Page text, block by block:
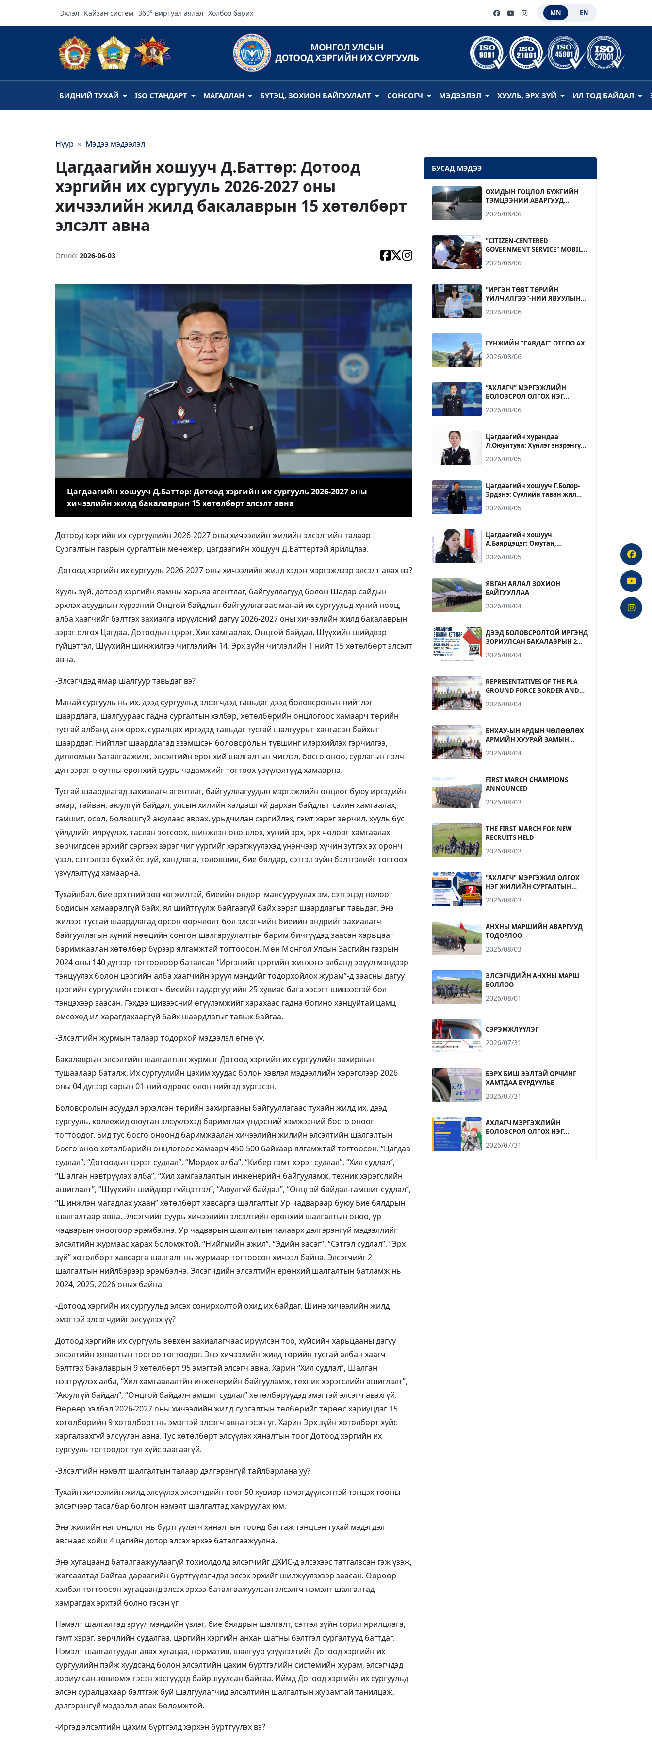
Эхлэл Кайзан систем 360° виртуал аялал Холбоо барих MN EN
БИДНИЙ ТУХАЙ ISO СТАНДАРТ МАГАДЛАН БҮТЭЦ, ЗОХИОН БАЙГУУЛАЛТ СОНСОГЧ МЭДЭЭЛЭЛ ХУУЛЬ, ЭРХ ЗҮЙ ИЛ ТОД БАЙДАЛ
Нүүр Мэдээ мэдээлэл
Цагдаагийн хошууч Д.Баттөр: Дотоод
хэргийн их сургууль 2026-2027 оны
хичээлийн жилд бакалаврын 15 хөтөлбөрт
элсэлт авна
Огноо: 2026-06-03
Цагдаагийн хошууч Д.Баттөр: Дотоод хэргийн их сургууль 2026-2027 оны
хичээлийн жилд бакалаврын 15 хөтөлбөрт элсэлт авна
Дотоод хэргийн их сургуулийн 2026-2027 оны хичээлийн жилийн элсэлтийн талаар
Сургалтын газрын сургалтын менежер, цагдаагийн хошууч Д.Баттөртэй ярилцлаа.
-Дотоод хэргийн их сургууль 2026-2027 оны хичээлийн жилд хэдэн мэргэжлээр элсэлт авах вэ?
Хууль зүй, дотоод хэргийн яамны харьяа агентлаг, байгууллагууд болон Шадар сайдын
эрхлэх асуудлын хүрээний Онцгой байдлын байгууллагаас манай их сургуульд хүний нөөц,
алба хаагчийг бэлтгэх захиалга ирүүлсний дагуу 2026-2027 оны хичээлийн жилд бакалаврын
зэрэг олгох Цагдаа, Дотоодын цэрэг, Хил хамгаалах, Онцгой байдал, Шүүхийн шийдвэр
гүйцэтгэл, Шүүхийн шинжилгээ чиглэлийн 14, Эрх зүйн чиглэлийн 1 нийт 15 хөтөлбөрт элсэлт
авна.
-Элсэгчдэд ямар шалгуур тавьдаг вэ?
Манай сургууль нь их, дээд сургуульд элсэгчдэд тавьдаг дээд боловсролын нийтлэг
шаардлага, шалгуураас гадна сургалтын хэлбэр, хөтөлбөрийн онцлогоос хамаарч төрийн
тусгай албанд анх орох, суралцах иргэдэд тавьдаг тусгай шалгуурыг хангасан байхыг
шаарддаг. Нийтлэг шаардлагад эзэмшсэн боловсролын түвшинг илэрхийлэх гэрчилгээ,
дипломын баталгаажилт, элсэлтийн ерөнхий шалгалтын чиглэл, босго оноо, сурлагын голч
дүн зэрэг оюутны ерөнхий суурь чадамжийг тогтоох үзүүлэлтүүд хамаарна.
Тусгай шаардлагад захиалагч агентлаг, байгууллагуудын мэргэжлийн онцлог буюу иргэдийн
амар, тайван, аюулгүй байдал, улсын хилийн халдашгүй дархан байдлыг сахин хамгаалах,
гамшиг, осол, болзошгүй аюулаас аврах, урьдчилан сэргийлэх, гэмт хэрэг зөрчил, хууль бус
үйлдлийг илрүүлэх, таслан зогсоох, шинжлэн оношлох, хүний эрх, эрх чөлөөг хамгаалах,
зөрчигдсөн эрхийг сэргээх зэрэг чиг үүргийг хэрэгжүүлэхэд үнэнчээр хүчин зүтгэх эх оронч
үзэл, сэтгэлгээ бүхий ёс зүй, хандлага, төлөвшил, бие бялдар, сэтгэл зүйн бэлтгэлийг тогтоох
үзүүлэлтүүд хамаарна.
Тухайлбал, бие эрхтний зөв хөгжилтэй, биеийн өндөр, мансууруулах эм, сэтгэцэд нөлөөт
бодисын хамааралгүй байх, ял шийтгүүлж байгаагүй байх зэрэг шаардлагыг тавьдаг. Энэ
жилээс тусгай шаардлагад орсон өөрчлөлт бол элсэгчийн биеийн өндрийг захиалагч
байгууллагын хүний нөөцийн сонгон шалгаруулалтын барим бичгүүдэд заасан харьцааг
баримжаалан хөтөлбөр бүрээр ялгамжтай тогтоосон. Мөн Монгол Улсын Засгийн газрын
2024 оны 140 дүгээр тогтоолоор баталсан “Иргэнийг цэргийн жинхэнэ албанд эрүүл мэндээр
тэнцүүлэх болон цэргийн алба хаагчийн эрүүл мэндийг тодорхойлох журам”-д заасны дагуу
цэргийн сургуулийн сонсогч биеийн гадаргуугийн 25 хувиас бага хэсэгт шивээстэй бол
тэнцэхээр заасан. Гэхдээ шивээсний өгүүлэмжийг харахаас гадна богино ханцуйтай цамц
өмсөхөд ил харагдахааргүй байх шаардлагыг тавьж байгаа.
-Элсэлтийн журмын талаар тодорхой мэдээлэл өгнө үү.
Бакалаврын элсэлтийн шалгалтын журмыг Дотоод хэргийн их сургуулийн захирлын
тушаалаар баталж, Их сургуулийн цахим хуудас болон хэвлэл мэдээллийн хэрэгслээр 2026
оны 04 дүгээр сарын 01-ний өдрөөс олон нийтэд хүргэсэн.
Боловсролын асуудал эрхэлсэн төрийн захиргааны байгууллагаас тухайн жилд их, дээд
сургууль, коллежид оюутан элсүүлэхэд баримтлах үндэсний хэмжээний босго оноог
тогтоодог. Бид тус босго оноонд баримжаалан хичээлийн жилийн элсэлтийн шалгалтын
босго оноо хөтөлбөрийн онцлогоос хамаарч 450-500 байхаар ялгамжтай тогтоосон. “Цагдаа
судлал”, “Дотоодын цэрэг судлал”, “Мөрдөх алба”, “Кибер гэмт хэрэг судлал”, “Хил судлал”,
“Шалган нэвтрүүлэх алба”, “Хил хамгаалалтын инженерийн байгууламж, техник хэрэгслийн
ашиглалт”, “Шүүхийн шийдвэр гүйцэтгэл”, “Аюулгүй байдал”, “Онцгой байдал-гамшиг судлал”,
“Шинжлэн магадлах ухаан” хөтөлбөрт хавсарга шалгалтыг Ур чадвараар буюу Бие бялдрын
шалгалтаар авна. Элсэгчийг суурь хичээлийн элсэлтийн ерөнхий шалгалтын оноо, ур
чадварын оноогоор эрэмбэлнэ. Ур чадварын шалгалтын талаарх дэлгэрэнгүй мэдээллийг
элсэлтийн журмаас харах боломжтой. “Нийгмийн ажил”, “Эдийн засаг”, “Сэтгэл судлал”, “Эрх
зүй” хөтөлбөрт хавсарга шалгалт нь журмаар тогтоосон хичээл байна. Элсэгчийг 2
шалгалтын нийлбэрээр эрэмбэлнэ. Элсэгчдийн элсэлтийн ерөнхий шалгалтын батламж нь
2024, 2025, 2026 оных байна.
-Дотоод хэргийн их сургуульд элсэх сонирхолтой охид их байдаг. Шинэ хичээлийн жилд
эмэгтэй элсэгчдийг элсүүлэх үү?
Дотоод хэргийн их сургууль зөвхөн захиалагчаас ирүүлсэн тоо, хүйсийн харьцааны дагуу
элсэлтийн хяналтын тоогоо тогтоодог. Энэ хичээлийн жилд төрийн тусгай албан хаагч
бэлтгэх бакалаврын 9 хөтөлбөрт 95 эмэгтэй элсэгч авна. Харин “Хил судлал”, Шалган
нэвтрүүлэх алба, “Хил хамгаалалтйн инженерийн байгууламж, техник хэрэгслийн ашиглалт”,
“Аюулгүй байдал”, “Онцгой байдал-гамшиг судлал” хөтөлбөрүүдэд эмэгтэй элсэгч авахгүй.
Өөрөөр хэлбэл 2026-2027 оны хичээлийн жилд сургалтын төлбөрийг төрөөс хариуцдаг 15
хөтөлбөрийн 9 хөтөлбөрт нь эмэгтэй элсэгч авна гэсэн үг. Харин Эрх зүйн хөтөлбөрт хүйс
харгалзахгүй элсүүлэн авна. Тус хөтөлбөрт элсүүлэх хяналтын тоог Дотоод хэргийн их
сургууль тогтоодог тул хүйс заагаагүй.
-Элсэлтийн нэмэлт шалгалтын талаар дэлгэрэнгүй тайлбарлана уу?
Тухайн хичээлийн жилд элсүүлэх элсэгчдийн тоог 50 хувиар нэмэгдүүлсэнтэй тэнцэх тооны
элсэгчээр тасалбар болгон нэмэлт шалгалтад хамруулах юм.
Энэ жилийн нэг онцлог нь бүртгүүлэгч хяналтын тоонд багтаж тэнцсэн тухай мэдэгдэл
авснаас хойш 4 цагийн дотор элсэх эрхээ баталгаажуулна.
Энэ хугацаанд баталгаажуулаагүй тохиолдолд элсэгчийг ДХИС-д элсэхээс татгалзсан гэж үзэж,
жагсаалтад байгаа дараагийн бүртгүүлэгчдэд элсэх эрхийг шилжүүлэхээр заасан. Өөрөөр
хэлбэл тогтоосон хугацаанд элсэх эрхээ баталгаажуулсан элсэлгч нэмэлт шалгалтад
хамрагдах эрхтэй болно гэсэн үг.
Нэмэлт шалгалтад эрүүл мэндийн үзлэг, бие бялдрын шалгалт, сэтгэл зүйн сорил ярилцлага,
гэмт хэрэг, зөрчлийн судалгаа, цэргийн хэргийн анхан шатны бэлтгэл сургалтууд багтдаг.
Нэмэлт шалгалтуудыг авах хугацаа, норматив, шалгуур үзүүлэлтийг Дотоод хэргийн их
сургуулийн пэйж хуудсанд болон элсэлтийн цахим бүртгэлийн системийн журам, элсэгчдэд
зориулсан зөвлөмж гэсэн хэсгүүдэд байршуулсан байгаа. Иймд Дотоод хэргийн их сургуульд
элсэн суралцахаар бэлтгэж буй шалгуулагчид элсэлтийн шалгалтын журамтай танилцаж,
дэлгэрэнгүй мэдээлэл авах боломжтой.
-Иргэд элсэлтийн цахим бүртгэлд хэрхэн бүртгүүлэх вэ?
БУСАД МЭДЭЭ
ОХИДЫН ГОЦЛОЛ БҮЖГИЙН
ТЭМЦЭЭНИЙ АВАРГУУД
2026/08/06
"CITIZEN-CENTERED
GOVERNMENT SERVICE" MOBILE
NARANTUUL TRADE CENTER
2026/08/06
"ИРГЭН ТӨВТ ТӨРИЙН
ҮЙЛЧИЛГЭЭ"-НИЙ ЯВУУЛЫН
ХУДАЛДААНЫ ТӨВД
2026/08/06
ГҮНЖИЙН “САВДАГ” ОТГОО АХ
2026/08/06
“АХЛАГЧ” МЭРГЭЖЛИЙН
БОЛОВСРОЛ ОЛГОХ НЭГ
ДУНД БОЛОВСРОЛТОЙ 17-20
БОЛОМЖТОЙ
2026/08/06
Цагдаагийн хурандаа
Л.Оюунтуяа: Хүнлэг энэрэнгүй,
ажил, амьдралдаа баримталж
2026/08/05
Цагдаагийн хошууч Г.Болор-
Эрдэнэ: Сүүлийн таван жил
бэлтгэх үйлсэд үр бүтээлтэй
2026/08/05
Цагдаагийн хошууч
А.Баярцэцэг: Оюутан,
бус ёс зүй, зөв хандлага, бие
оруулахыг зорьдог
2026/08/05
ЯВГАН АЯЛАЛ ЗОХИОН
БАЙГУУЛЛАА
2026/08/04
ДЭЭД БОЛОВСРОЛТОЙ ИРГЭНД
ЗОРИУЛСАН БАКАЛАВРЫН 2
БҮРТГЭЛ ЭХЭЛЛЭЭ
2026/08/04
REPRESENTATIVES OF THE PLA
GROUND FORCE BORDER AND
RECEIVED
2026/08/04
БНХАУ-ЫН АРДЫН ЧӨЛӨӨЛӨХ
АРМИЙН ХУУРАЙ ЗАМЫН
ХАМГААЛАЛТЫН ДЭЭД
УУЛЗЛАА
2026/08/04
FIRST MARCH CHAMPIONS
ANNOUNCED
2026/08/03
THE FIRST MARCH FOR NEW
RECRUITS HELD
2026/08/03
"АХЛАГЧ" МЭРГЭЖИЛ ОЛГОХ
НЭГ ЖИЛИЙН СУРГАЛТЫН
ДУУСАХАД 7 ХОНОГ ҮЛДЛЭЭ
2026/08/03
АНХНЫ МАРШИЙН АВАРГУУД
ТОДОРЛОО
2026/08/03
ЭЛСЭГЧДИЙН АНХНЫ МАРШ
БОЛЛОО
2026/08/01
СЭРЭМЖЛҮҮЛЭГ
2026/07/31
БЭРХ БИШ ЭЭЛТЭЙ ОРЧИНГ
ХАМТДАА БҮРДҮҮЛЬЕ
2026/07/31
АХЛАГЧ МЭРГЭЖЛИЙН
БОЛОВСРОЛ ОЛГОХ НЭГ
ЭЛСЭЛТИЙН БҮРТГЭЛ
2026/07/31